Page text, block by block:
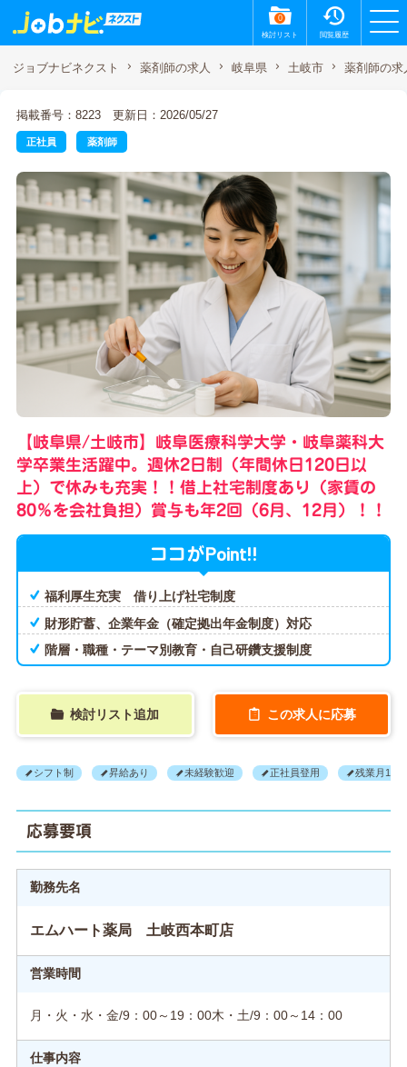
0
検討リスト 閲覧履歴
ジョブナビネクスト 薬剤師の求人 岐阜県 土岐市 薬剤師の求
掲載番号：8223 更新日：2026/05/27
正社員 薬剤師
【岐阜県/土岐市】岐阜医療科学大学・岐阜薬科大
学卒業生活躍中。週休2日制（年間休日120日以
上）で休みも充実！！借上社宅制度あり（家賃の
80％を会社負担）賞与も年2回（6月、12月）！！
ココがPoint!!
福利厚生充実 借り上げ社宅制度
財形貯蓄、企業年金（確定拠出年金制度）対応
階層・職種・テーマ別教育・自己研鑽支援制度
検討リスト追加 この求人に応募
シフト制 昇給あり 未経験歓迎 正社員登用 残業月10H
応募要項
勤務先名
エムハート薬局 土岐西本町店
営業時間
月・火・水・金/9：00～19：00木・土/9：00～14：00
仕事内容